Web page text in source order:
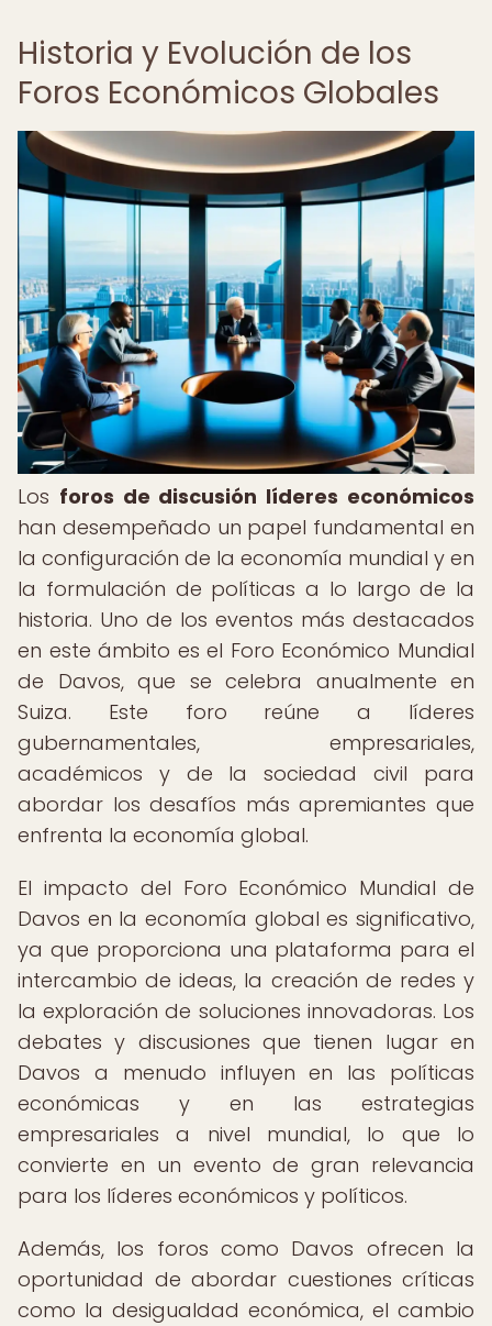
Historia y Evolución de los
Foros Económicos Globales
Los foros de discusión líderes económicos
han desempeñado un papel fundamental en
la configuración de la economía mundial y en
la formulación de políticas a lo largo de la
historia. Uno de los eventos más destacados
en este ámbito es el Foro Económico Mundial
de Davos, que se celebra anualmente en
Suiza. Este foro reúne a líderes
gubernamentales, empresariales,
académicos y de la sociedad civil para
abordar los desafíos más apremiantes que
enfrenta la economía global.
El impacto del Foro Económico Mundial de
Davos en la economía global es significativo,
ya que proporciona una plataforma para el
intercambio de ideas, la creación de redes y
la exploración de soluciones innovadoras. Los
debates y discusiones que tienen lugar en
Davos a menudo influyen en las políticas
económicas y en las estrategias
empresariales a nivel mundial, lo que lo
convierte en un evento de gran relevancia
para los líderes económicos y políticos.
Además, los foros como Davos ofrecen la
oportunidad de abordar cuestiones críticas
como la desigualdad económica, el cambio